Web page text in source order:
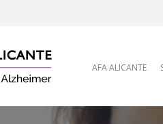
AFA ALICANTE